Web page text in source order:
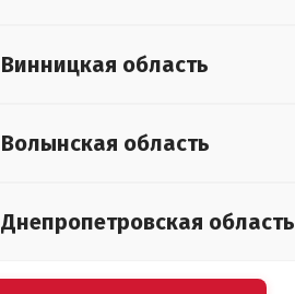
Винницкая область
Волынская область
Днепропетровская область